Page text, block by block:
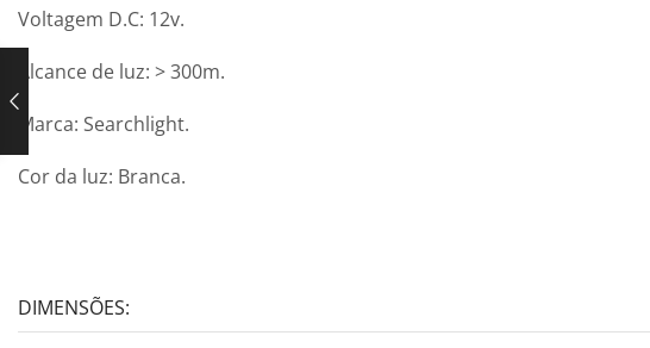
Voltagem D.C: 12v.
Alcance de luz: > 300m.
Marca: Searchlight.
Cor da luz: Branca.
DIMENSÕES: